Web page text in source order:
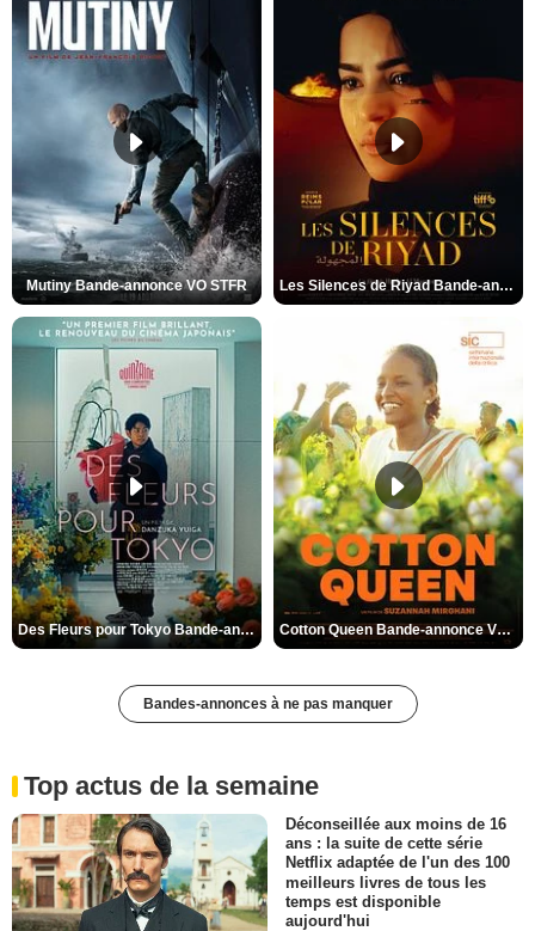
Mutiny Bande-annonce VO STFR Les Silences de Riyad Bande-annonce VO STFR
Des Fleurs pour Tokyo Bande-annonce VO STFR Cotton Queen Bande-annonce VO STFR
Bandes-annonces à ne pas manquer
Top actus de la semaine
Déconseillée aux moins de 16
ans : la suite de cette série
Netflix adaptée de l'un des 100
meilleurs livres de tous les
temps est disponible
aujourd'hui